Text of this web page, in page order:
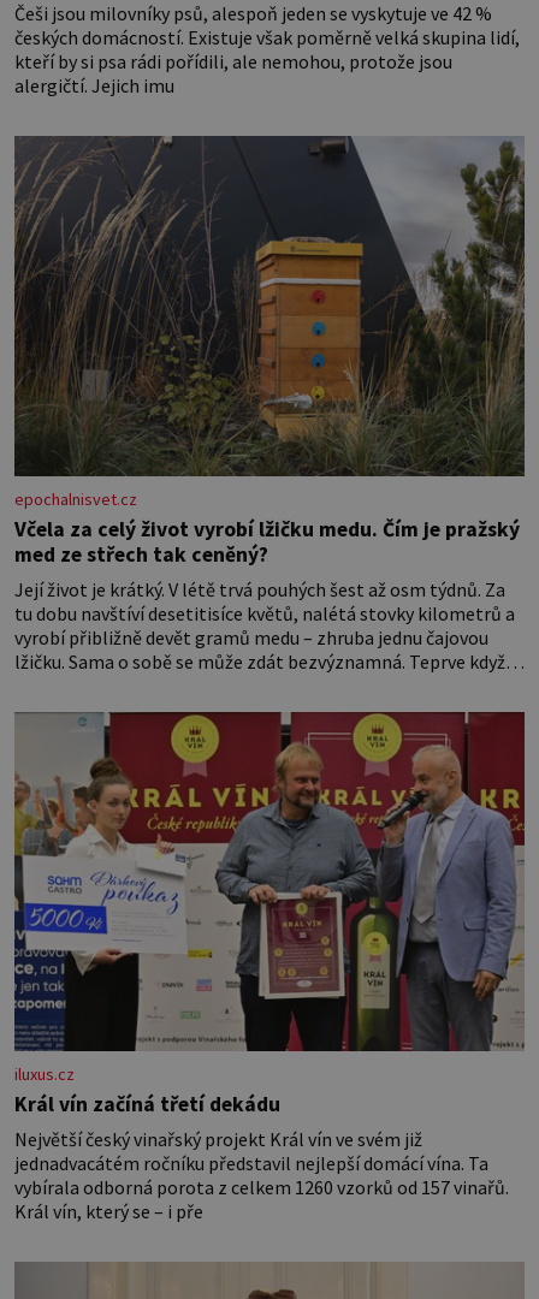
Češi jsou milovníky psů, alespoň jeden se vyskytuje ve 42 %
českých domácností. Existuje však poměrně velká skupina lidí,
kteří by si psa rádi pořídili, ale nemohou, protože jsou
alergičtí. Jejich imu
epochalnisvet.cz
Včela za celý život vyrobí lžičku medu. Čím je pražský
med ze střech tak ceněný?
Její život je krátký. V létě trvá pouhých šest až osm týdnů. Za
tu dobu navštíví desetitisíce květů, nalétá stovky kilometrů a
vyrobí přibližně devět gramů medu – zhruba jednu čajovou
lžičku. Sama o sobě se může zdát bezvýznamná. Teprve když
vznikne jeden z nejdokonalejších organismů
iluxus.cz
Král vín začíná třetí dekádu
Největší český vinařský projekt Král vín ve svém již
jednadvacátém ročníku představil nejlepší domácí vína. Ta
vybírala odborná porota z celkem 1260 vzorků od 157 vinařů.
Král vín, který se – i pře